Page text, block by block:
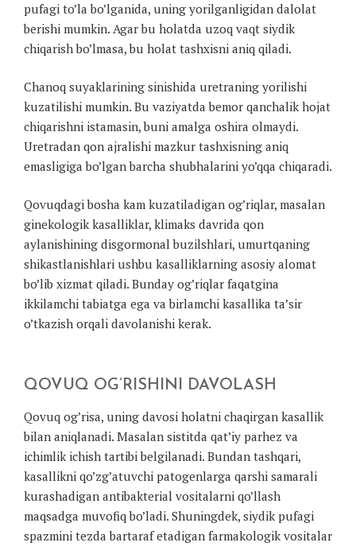
pufagi to’la bo’lganida, uning yorilganligidan dalolat
berishi mumkin. Agar bu holatda uzoq vaqt siydik
chiqarish bo’lmasa, bu holat tashxisni aniq qiladi.
Chanoq suyaklarining sinishida uretraning yorilishi
kuzatilishi mumkin. Bu vaziyatda bemor qanchalik hojat
chiqarishni istamasin, buni amalga oshira olmaydi.
Uretradan qon ajralishi mazkur tashxisning aniq
emasligiga bo’lgan barcha shubhalarini yo’qqa chiqaradi.
Qovuqdagi bosha kam kuzatiladigan og’riqlar, masalan
ginekologik kasalliklar, klimaks davrida qon
aylanishining disgormonal buzilshlari, umurtqaning
shikastlanishlari ushbu kasalliklarning asosiy alomat
bo’lib xizmat qiladi. Bunday og’riqlar faqatgina
ikkilamchi tabiatga ega va birlamchi kasallika ta’sir
o’tkazish orqali davolanishi kerak.
QOVUQ OG’RISHINI DAVOLASH
Qovuq og’risa, uning davosi holatni chaqirgan kasallik
bilan aniqlanadi. Masalan sistitda qat’iy parhez va
ichimlik ichish tartibi belgilanadi. Bundan tashqari,
kasallikni qo’zg’atuvchi patogenlarga qarshi samarali
kurashadigan antibakterial vositalarni qo’llash
maqsadga muvofiq bo’ladi. Shuningdek, siydik pufagi
spazmini tezda bartaraf etadigan farmakologik vositalar